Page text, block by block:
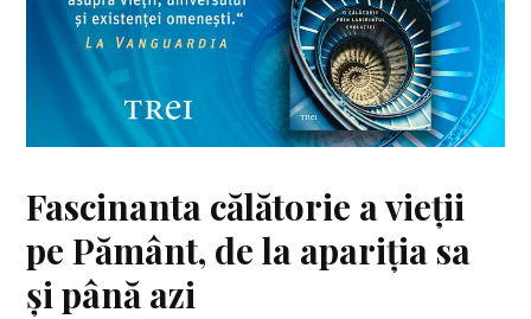
Fascinanta călătorie a vieții
pe Pământ, de la apariția sa
și până azi